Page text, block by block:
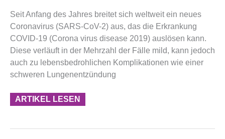
Seit Anfang des Jahres breitet sich weltweit ein neues
Coronavirus (SARS-CoV-2) aus, das die Erkrankung
COVID-19 (Corona virus disease 2019) auslösen kann.
Diese verläuft in der Mehrzahl der Fälle mild, kann jedoch
auch zu lebensbedrohlichen Komplikationen wie einer
schweren Lungenentzündung
Aus
Cochrane
Reviews
ARTIKEL LESEN